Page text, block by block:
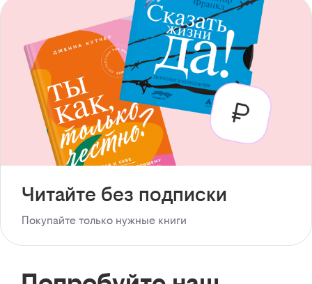
Читайте без подписки
Покупайте только нужные книги